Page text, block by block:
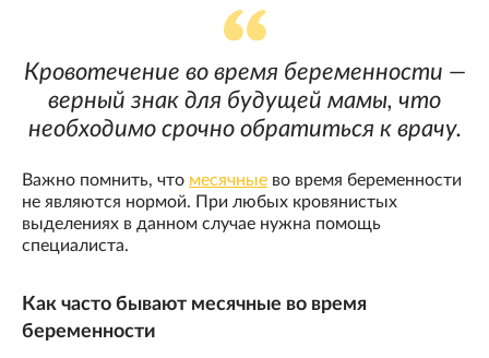
Кровотечение во время беременности —
верный знак для будущей мамы, что
необходимо срочно обратиться к врачу.
Важно помнить, что месячные во время беременности
не являются нормой. При любых кровянистых
выделениях в данном случае нужна помощь
специалиста.
Как часто бывают месячные во время
беременности